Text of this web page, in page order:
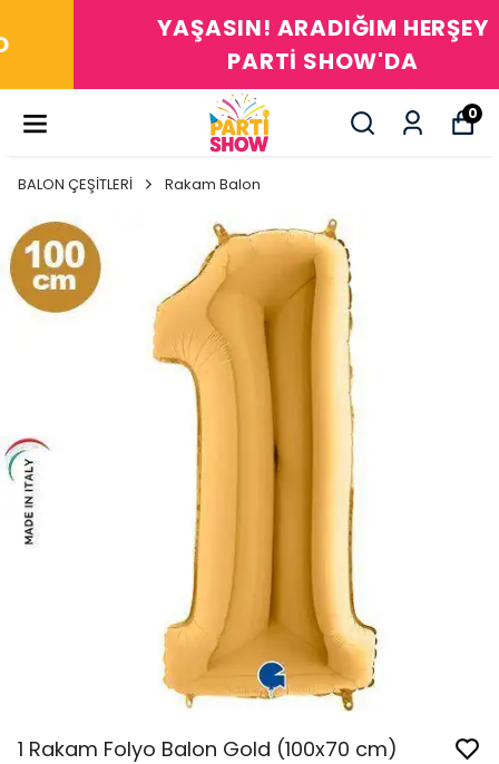
YAŞASIN! ARADIĞIM HERŞEY
PARTİ SHOW'DA
0
BALON ÇEŞİTLERİ Rakam Balon
1 Rakam Folyo Balon Gold (100x70 cm)